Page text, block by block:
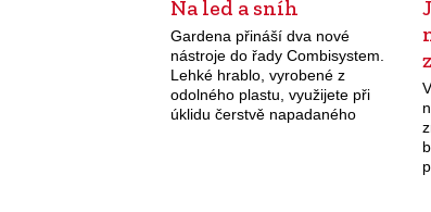
Na led a sníh
Gardena přináší dva nové
nástroje do řady Combisystem.
Lehké hrablo, vyrobené z
odolného plastu, využijete při
úklidu čerstvě napadaného